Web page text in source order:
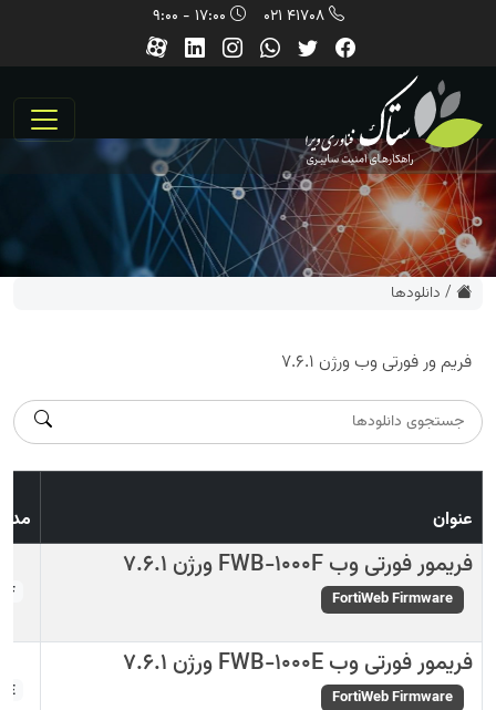
41708 021
/ دانلودها
فریم ور فورتی وب ورژن 7.6.1
عنوان مدل
فریمور فورتی وب FWB-1000F ورژن 7.6.1
FortiWeb Firmware
فریمور فورتی وب FWB-1000E ورژن 7.6.1
FortiWeb Firmware